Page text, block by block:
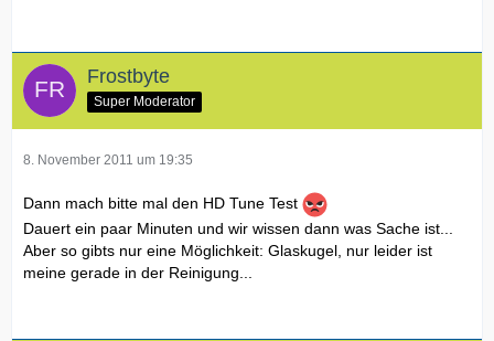
Frostbyte
Super Moderator
8. November 2011 um 19:35
Dann mach bitte mal den HD Tune Test
Dauert ein paar Minuten und wir wissen dann was Sache ist...
Aber so gibts nur eine Möglichkeit: Glaskugel, nur leider ist
meine gerade in der Reinigung...